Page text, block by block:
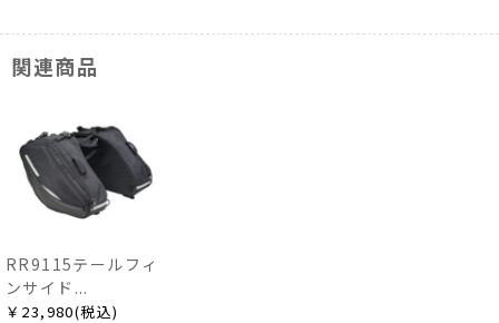
関連商品
RR9115テールフィ
ンサイド...
￥23,980(税込)